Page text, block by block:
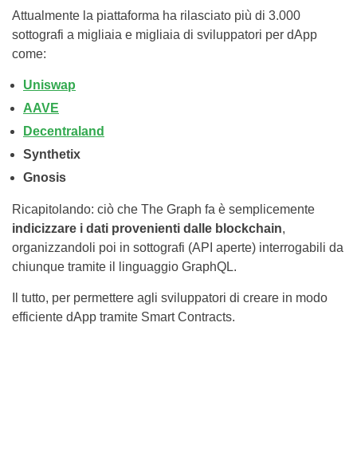
Attualmente la piattaforma ha rilasciato più di 3.000
sottografi a migliaia e migliaia di sviluppatori per dApp
come:
Uniswap
AAVE
Decentraland
Synthetix
Gnosis
Ricapitolando: ciò che The Graph fa è semplicemente
indicizzare i dati provenienti dalle blockchain,
organizzandoli poi in sottografi (API aperte) interrogabili da
chiunque tramite il linguaggio GraphQL.
Il tutto, per permettere agli sviluppatori di creare in modo
efficiente dApp tramite Smart Contracts.